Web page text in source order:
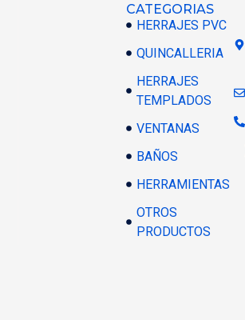
CATEGORIAS
HERRAJES PVC
QUINCALLERIA
HERRAJES
TEMPLADOS
VENTANAS
BAÑOS
HERRAMIENTAS
OTROS
PRODUCTOS